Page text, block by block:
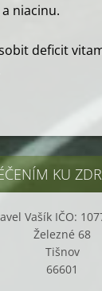
niacinu.
deficit
KU
Vašík IČO:
Železné 68
Tišnov
66601